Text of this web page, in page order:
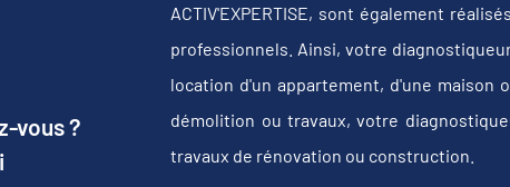
vous ?
ACTIV'EXPERTISE, sont également
professionnels. Ainsi, votre
location d'un appartement, d'une maison
démolition ou travaux, votre
travaux de rénovation ou construction.